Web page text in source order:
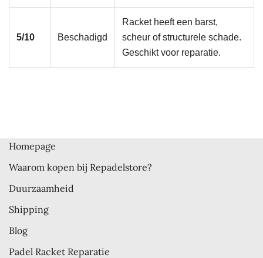
5/10 Beschadigd
Racket heeft een barst,
scheur of structurele schade.
Geschikt voor reparatie.
Homepage
Waarom kopen bij Repadelstore?
Duurzaamheid
Shipping
Blog
Padel Racket Reparatie